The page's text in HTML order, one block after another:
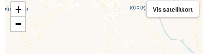
+
−
Vis satellitkort